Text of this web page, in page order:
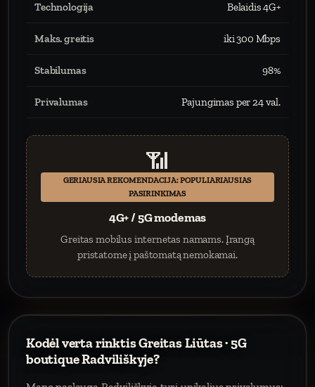
Technologija Belaidis 4G+
Maks. greitis iki 300 Mbps
Stabilumas 98%
Privalumas Pajungimas per 24 val.
📶
GERIAUSIA REKOMENDACIJA: POPULIARIAUSIAS
PASIRINKIMAS
4G+ / 5G modemas
Greitas mobilus internetas namams. Įrangą
pristatome į paštomatą nemokamai.
Kodėl verta rinktis Greitas Liūtas · 5G
boutique Radviliškyje?